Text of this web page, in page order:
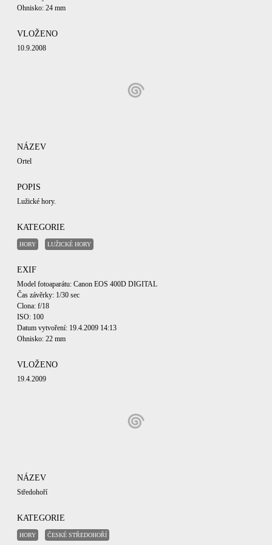
Ohnisko: 24 mm
VLOŽENO
10.9.2008
NÁZEV
Ortel
POPIS
Lužické hory.
KATEGORIE
HORY LUŽICKÉ HORY
EXIF
Model fotoaparátu: Canon EOS 400D DIGITAL
Čas závěrky: 1/30 sec
Clona: f/18
ISO: 100
Datum vytvoření: 19.4.2009 14:13
Ohnisko: 22 mm
VLOŽENO
19.4.2009
NÁZEV
Středohoří
KATEGORIE
HORY ČESKÉ STŘEDOHOŘÍ